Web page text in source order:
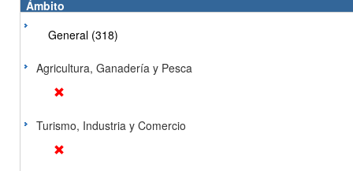
Ámbito
General (318)
Agricultura, Ganadería y Pesca
Turismo, Industria y Comercio